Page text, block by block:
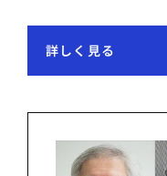
詳しく見る